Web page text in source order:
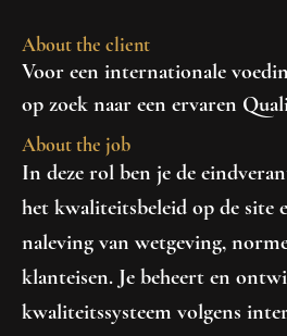
About the client
Voor een internationale
op zoek naar een ervaren
About the job
In deze rol ben je de
het kwaliteitsbeleid op de site
naleving van wetgeving,
klanteisen. Je beheert en
kwaliteitssysteem volgens